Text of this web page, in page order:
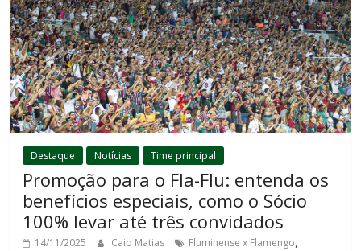
Destaque Notícias Time principal
Promoção para o Fla-Flu: entenda os
benefícios especiais, como o Sócio
100% levar até três convidados
14/11/2025 Caio Matias Fluminense x Flamengo,